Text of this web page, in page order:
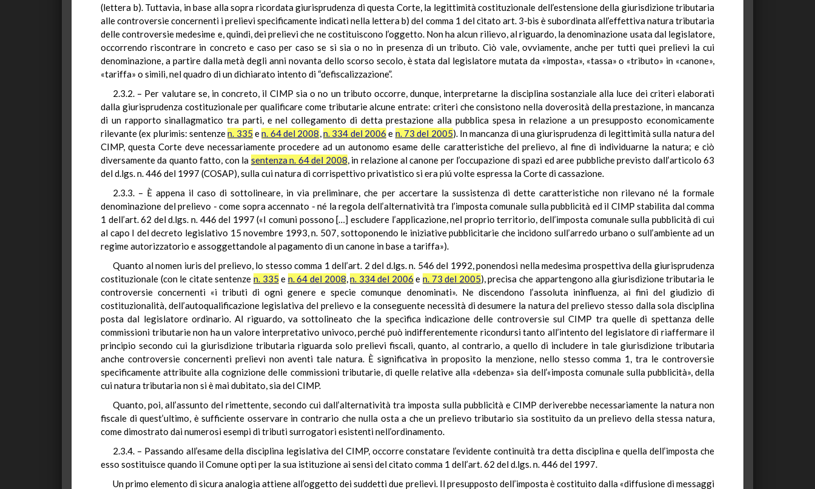
(lettera b). Tuttavia, in base alla sopra ricordata giurisprudenza di questa Corte, la legittimità costituzionale dell’estensione della giurisdizione tributaria
alle controversie concernenti i prelievi specificamente indicati nella lettera b) del comma 1 del citato art. 3-bis è subordinata all’effettiva natura tributaria
delle controversie medesime e, quindi, dei prelievi che ne costituiscono l’oggetto. Non ha alcun rilievo, al riguardo, la denominazione usata dal legislatore,
occorrendo riscontrare in concreto e caso per caso se si sia o no in presenza di un tributo. Ciò vale, ovviamente, anche per tutti quei prelievi la cui
denominazione, a partire dalla metà degli anni novanta dello scorso secolo, è stata dal legislatore mutata da «imposta», «tassa» o «tributo» in «canone»,
«tariffa» o simili, nel quadro di un dichiarato intento di “defiscalizzazione”.
2.3.2. – Per valutare se, in concreto, il CIMP sia o no un tributo occorre, dunque, interpretarne la disciplina sostanziale alla luce dei criteri elaborati
dalla giurisprudenza costituzionale per qualificare come tributarie alcune entrate: criteri che consistono nella doverosità della prestazione, in mancanza
di un rapporto sinallagmatico tra parti, e nel collegamento di detta prestazione alla pubblica spesa in relazione a un presupposto economicamente
rilevante (ex plurimis: sentenzen. 335 en. 64 del 2008,n. 334 del 2006 e n. 73 del 2005). In mancanza di una giurisprudenza di legittimità sulla natura del
CIMP, questa Corte deve necessariamente procedere ad un autonomo esame delle caratteristiche del prelievo, al fine di individuarne la natura; e ciò
diversamente da quanto fatto, con la sentenza n. 64 del 2008, in relazione al canone per l’occupazione di spazi ed aree pubbliche previsto dall’articolo 63
del d.lgs. n. 446 del 1997 (COSAP), sulla cui natura di corrispettivo privatistico si era piú volte espressa la Corte di cassazione.
2.3.3. – È appena il caso di sottolineare, in via preliminare, che per accertare la sussistenza di dette caratteristiche non rilevano né la formale
denominazione del prelievo - come sopra accennato - né la regola dell’alternatività tra l’imposta comunale sulla pubblicità ed il CIMP stabilita dal comma
1 dell’art. 62 del d.lgs. n. 446 del 1997 («I comuni possono […] escludere l’applicazione, nel proprio territorio, dell’imposta comunale sulla pubblicità di cui
al capo I del decreto legislativo 15 novembre 1993, n. 507, sottoponendo le iniziative pubblicitarie che incidono sull’arredo urbano o sull’ambiente ad un
regime autorizzatorio e assoggettandole al pagamento di un canone in base a tariffa»).
Quanto al nomen iuris del prelievo, lo stesso comma 1 dell’art. 2 del d.lgs. n. 546 del 1992, ponendosi nella medesima prospettiva della giurisprudenza
costituzionale (con le citate sentenze n. 335 e n. 64 del 2008,n. 334 del 2006 en. 73 del 2005), precisa che appartengono alla giurisdizione tributaria le
controversie concernenti «i tributi di ogni genere e specie comunque denominati». Ne discendono l’assoluta ininfluenza, ai fini del giudizio di
costituzionalità, dell’autoqualificazione legislativa del prelievo e la conseguente necessità di desumere la natura del prelievo stesso dalla sola disciplina
posta dal legislatore ordinario. Al riguardo, va sottolineato che la specifica indicazione delle controversie sul CIMP tra quelle di spettanza delle
commissioni tributarie non ha un valore interpretativo univoco, perché può indifferentemente ricondursi tanto all’intento del legislatore di riaffermare il
principio secondo cui la giurisdizione tributaria riguarda solo prelievi fiscali, quanto, al contrario, a quello di includere in tale giurisdizione tributaria
anche controversie concernenti prelievi non aventi tale natura. È significativa in proposito la menzione, nello stesso comma 1, tra le controversie
specificamente attribuite alla cognizione delle commissioni tributarie, di quelle relative alla «debenza» sia dell’«imposta comunale sulla pubblicità», della
cui natura tributaria non si è mai dubitato, sia del CIMP.
Quanto, poi, all’assunto del rimettente, secondo cui dall’alternatività tra imposta sulla pubblicità e CIMP deriverebbe necessariamente la natura non
fiscale di quest’ultimo, è sufficiente osservare in contrario che nulla osta a che un prelievo tributario sia sostituito da un prelievo della stessa natura,
come dimostrato dai numerosi esempi di tributi surrogatori esistenti nell’ordinamento.
2.3.4. – Passando all’esame della disciplina legislativa del CIMP, occorre constatare l’evidente continuità tra detta disciplina e quella dell’imposta che
esso sostituisce quando il Comune opti per la sua istituzione ai sensi del citato comma 1 dell’art. 62 del d.lgs. n. 446 del 1997.
Un primo elemento di sicura analogia attiene all’oggetto dei suddetti due prelievi. Il presupposto dell’imposta è costituito dalla «diffusione di messaggi